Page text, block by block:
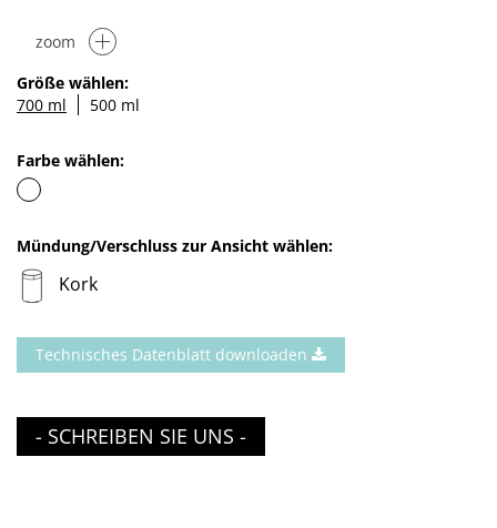
zoom
Größe wählen:
700 ml
500 ml
Farbe wählen:
Mündung/Verschluss zur Ansicht wählen:
Kork
Technisches Datenblatt downloaden
- SCHREIBEN SIE UNS -